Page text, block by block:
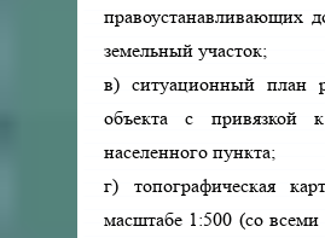
правоустанавливающих
земельный участок;
в) ситуационный план
объекта с привязкой
населенного пункта;
г) топографическая
масштабе 1:500 (со